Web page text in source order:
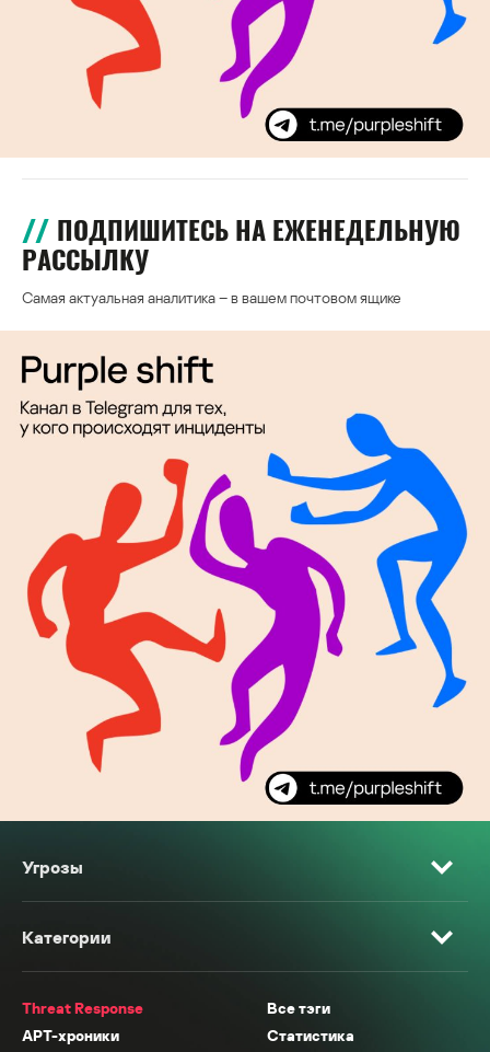
ПОДПИШИТЕСЬ НА ЕЖЕНЕДЕЛЬНУЮ
РАССЫЛКУ
Самая актуальная аналитика – в вашем почтовом ящике
Угрозы
Категории
Threat Response
Все тэги
APT-хроники
Статистика